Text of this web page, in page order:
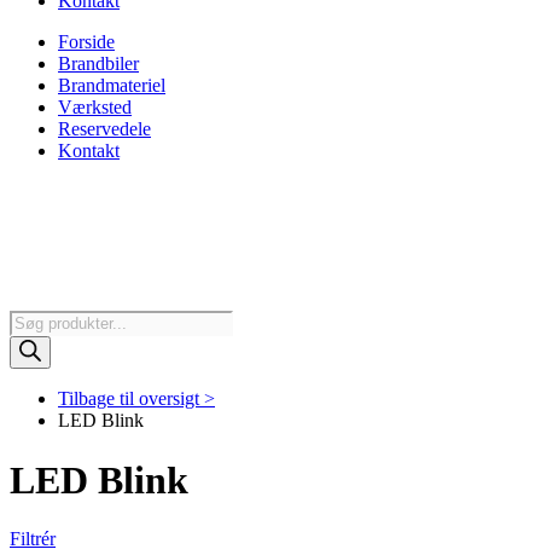
Forside
Brandbiler
Brandmateriel
Værksted
Reservedele
Kontakt
Products
search
Tilbage til oversigt >
LED Blink
LED Blink
Filtrér